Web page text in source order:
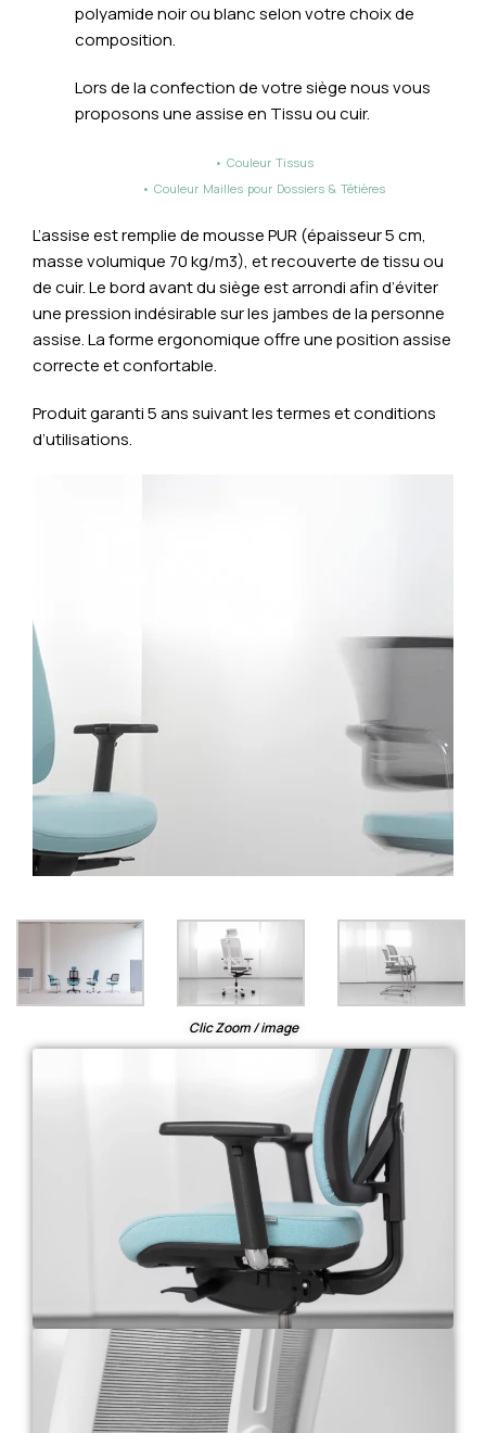
polyamide noir ou blanc selon votre choix de
composition.
Lors de la confection de votre siège nous vous
proposons une assise en Tissu ou cuir.
• Couleur Tissus
• Couleur Mailles pour Dossiers & Têtières
L’assise est remplie de mousse PUR (épaisseur 5 cm,
masse volumique 70 kg/m3), et recouverte de tissu ou
de cuir. Le bord avant du siège est arrondi afin d’éviter
une pression indésirable sur les jambes de la personne
assise. La forme ergonomique offre une position assise
correcte et confortable.
Produit garanti 5 ans suivant les termes et conditions
d’utilisations.
Clic Zoom / image